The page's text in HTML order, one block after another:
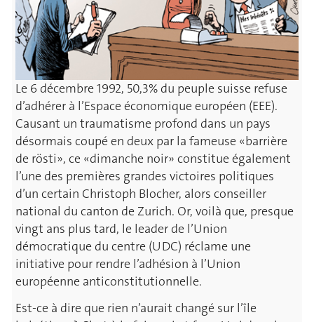
Le 6 décembre 1992, 50,3% du peuple suisse refuse
d’adhérer à l’Espace économique européen (EEE).
Causant un traumatisme profond dans un pays
désormais coupé en deux par la fameuse «barrière
de rösti», ce «dimanche noir» constitue également
l’une des premières grandes victoires politiques
d’un certain Christoph Blocher, alors conseiller
national du canton de Zurich. Or, voilà que, presque
vingt ans plus tard, le leader de l’Union
démocratique du centre (UDC) réclame une
initiative pour rendre l’adhésion à l’Union
européenne anticonstitutionnelle.
Est-ce à dire que rien n’aurait changé sur l’île